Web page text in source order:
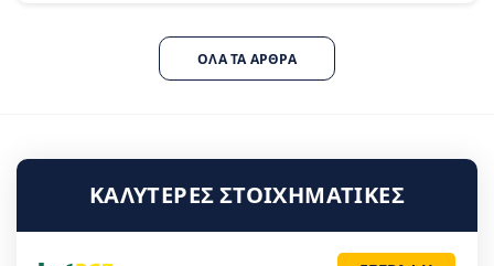
ΌΛΑ ΤΑ ΆΡΘΡΑ
ΚΑΛΎΤΕΡΕΣ ΣΤΟΙΧΗΜΑΤΙΚΈΣ